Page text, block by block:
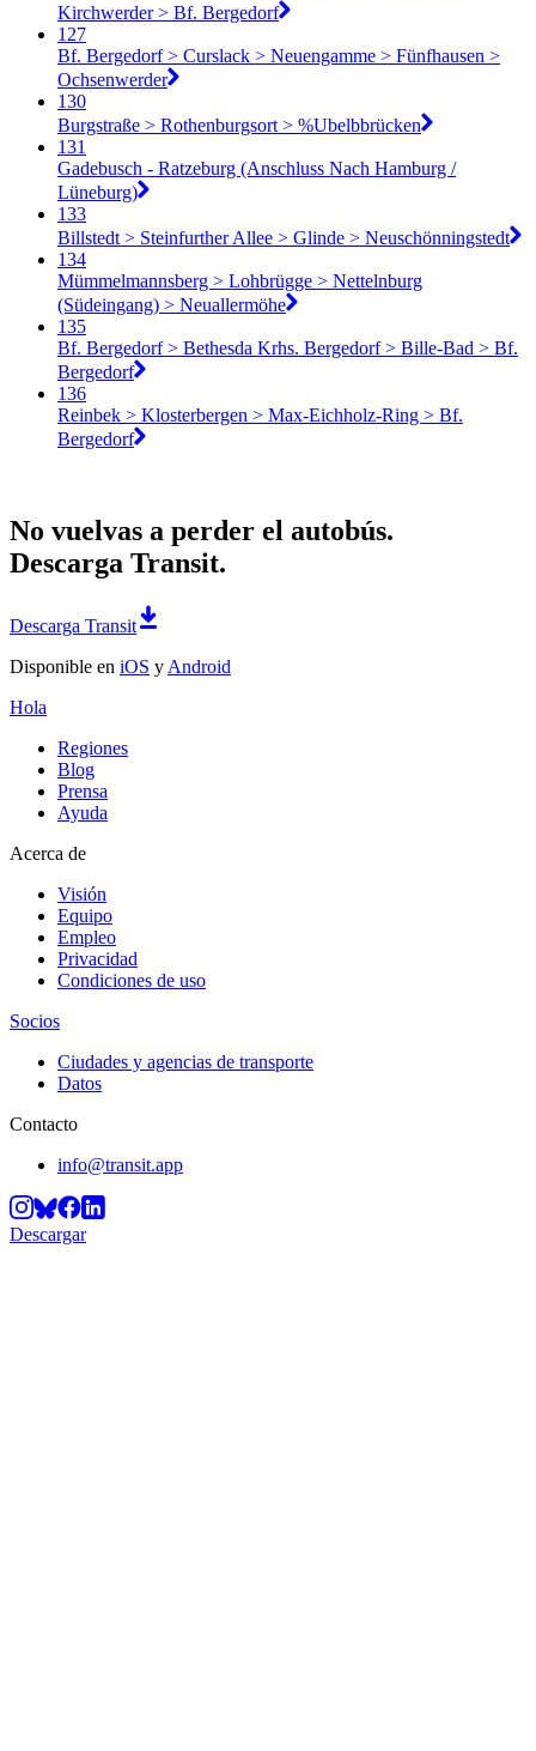
Kirchwerder > Bf. Bergedorf
127
Bf. Bergedorf > Curslack > Neuengamme > Fünfhausen >
Ochsenwerder
130
Burgstraße > Rothenburgsort > %Ubelbbrücken
131
Gadebusch - Ratzeburg (Anschluss Nach Hamburg /
Lüneburg)
133
Billstedt > Steinfurther Allee > Glinde > Neuschönningstedt
134
Mümmelmannsberg > Lohbrügge > Nettelnburg
(Südeingang) > Neuallermöhe
135
Bf. Bergedorf > Bethesda Krhs. Bergedorf > Bille-Bad > Bf.
Bergedorf
136
Reinbek > Klosterbergen > Max-Eichholz-Ring > Bf.
Bergedorf
No vuelvas a perder el autobús.
Descarga Transit.
Descarga Transit
Disponible en iOS y Android
Hola
Regiones
Blog
Prensa
Ayuda
Acerca de
Visión
Equipo
Empleo
Privacidad
Condiciones de uso
Socios
Ciudades y agencias de transporte
Datos
Contacto
info@transit.app
Descargar